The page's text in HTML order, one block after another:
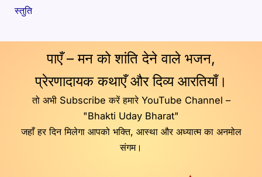
स्तुति
पाएँ – मन को शांति देने वाले भजन,
प्रेरणादायक कथाएँ और दिव्य आरतियाँ।
तो अभी Subscribe करें हमारे YouTube Channel –
"Bhakti Uday Bharat"
जहाँ हर दिन मिलेगा आपको भक्ति, आस्था और अध्यात्म का अनमोल
संगम।